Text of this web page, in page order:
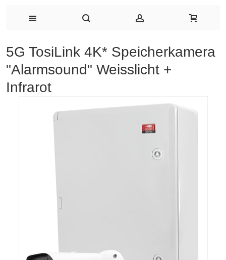
5G TosiLink 4K* Speicherkamera
"Alarmsound" Weisslicht +
Infrarot